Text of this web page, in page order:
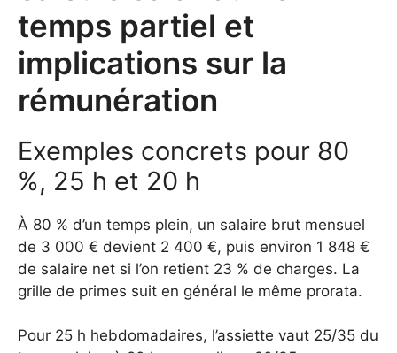
temps partiel et
implications sur la
rémunération
Exemples concrets pour 80
%, 25 h et 20 h
À 80 % d’un temps plein, un salaire brut mensuel
de 3 000 € devient 2 400 €, puis environ 1 848 €
de salaire net si l’on retient 23 % de charges. La
grille de primes suit en général le même prorata.
Pour 25 h hebdomadaires, l’assiette vaut 25/35 du